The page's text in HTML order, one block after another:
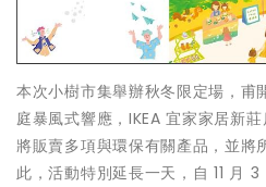
本次小樹市集舉辦秋冬限定場，
庭暴風式響應，IKEA 宜家家居新
將販賣多項與環保有關產品，並將
此，活動特別延長一天，自 11 月